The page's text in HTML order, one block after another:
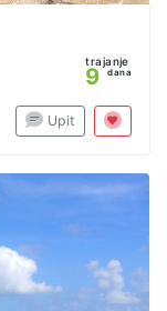
trajanje
9 dana
Upit